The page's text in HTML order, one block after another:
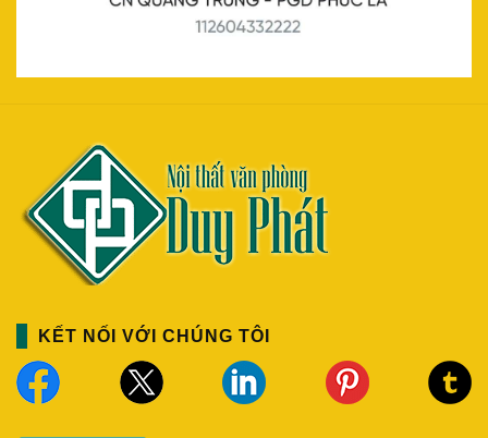
KẾT NỐI VỚI CHÚNG TÔI